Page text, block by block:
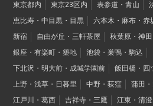
東京都内 東京23区内 表参道・青山
恵比寿・中目黒・目黒
六本木・麻布・赤
新宿
自由が丘・三軒茶屋
秋葉原・神
銀座・有楽町・築地
池袋・巣鴨・駒込
下北沢・明大前・成城学園前
飯田橋・四
上野・浅草・日暮里
中野・荻窪 蒲田
江戸川・葛西
吉祥寺・三鷹 江東・清